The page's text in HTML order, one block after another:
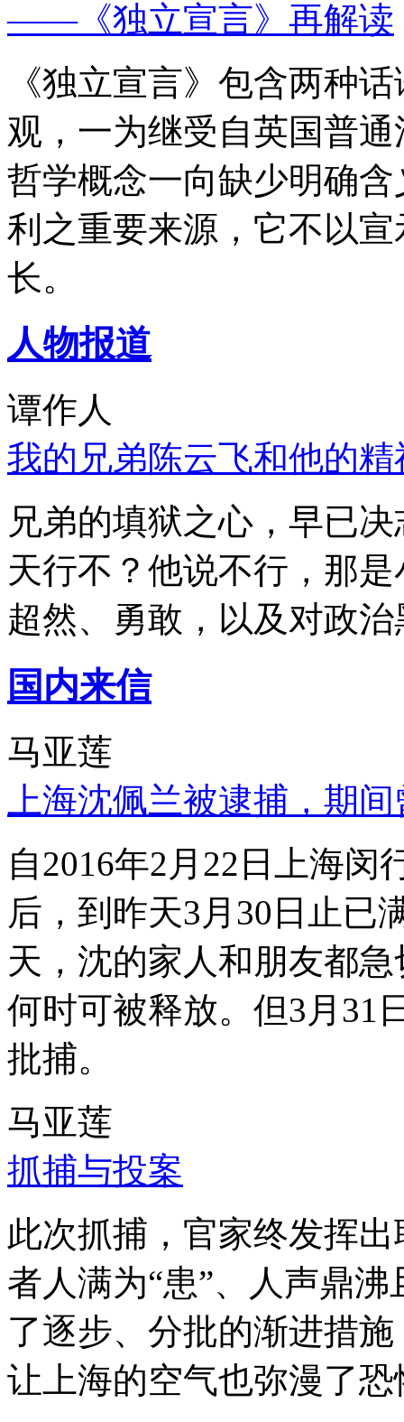
——《独立宣言》再解读
《独立宣言》包含两种
观，一为继受自英国普
哲学概念一向缺少明确
利之重要来源，它不以
长。
人物报道
谭作人
我的兄弟陈云飞和他的
兄弟的填狱之心，早已
天行不？他说不行，那
超然、勇敢，以及对政
国内来信
马亚莲
上海沈佩兰被逮捕，期
自2016年2月22日上海
后，到昨天3月30日止已
天，沈的家人和朋友都
何时可被释放。但3月31
批捕。
马亚莲
抓捕与投案
此次抓捕，官家终发挥
者人满为“患”、人声鼎
了逐步、分批的渐进措
让上海的空气也弥漫了